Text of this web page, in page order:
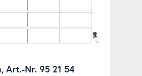
Art.-Nr. 95 21 54